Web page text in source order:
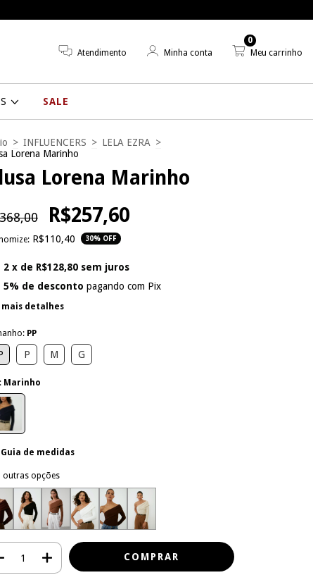
Atendimento Minha conta Meu carrinho
0
SALE
> INFLUENCERS > LELA EZRA >
Lorena Marinho
Lorena Marinho
R$257,60
R$110,40 30% OFF
2 x de R$128,80 sem juros
5% de desconto pagando com Pix
mais detalhes
PP
P M G
Marinho
Guia de medidas
outras opções